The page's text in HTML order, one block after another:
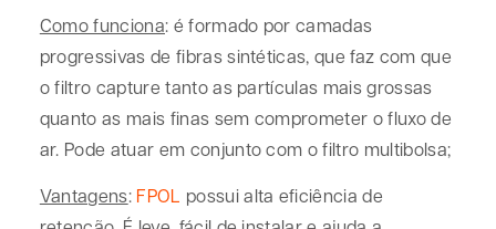
Como funciona: é formado por camadas
progressivas de fibras sintéticas, que faz com que
o filtro capture tanto as partículas mais grossas
quanto as mais finas sem comprometer o fluxo de
ar. Pode atuar em conjunto com o filtro multibolsa;
Vantagens: FPOL possui alta eficiência de